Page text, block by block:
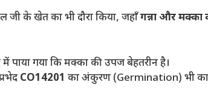
जी के खेत का भी दौरा किया, जहाँगन्ना और
में पाया गया कि मक्का की उपज बेहतरीन है।
CO14201 का अंकुरण (Germination) भी